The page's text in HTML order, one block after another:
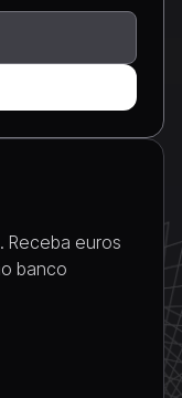
Receba euros
banco